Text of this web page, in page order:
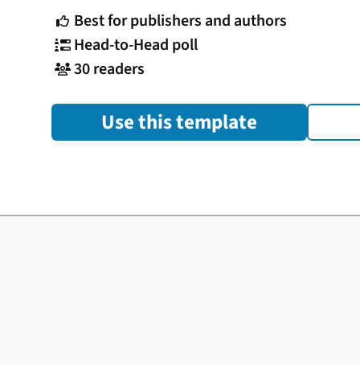
 Best for publishers and authors
 Head-to-Head poll
 30 readers
Use this template